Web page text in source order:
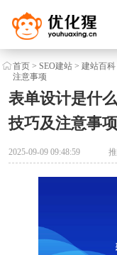
首页> SEO建站> 建站百科
注意事项
表单设计是什
技巧及注意事项
2025-09-09 09:48:59